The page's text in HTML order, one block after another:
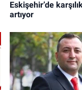
Eskişehir’de
artıyor